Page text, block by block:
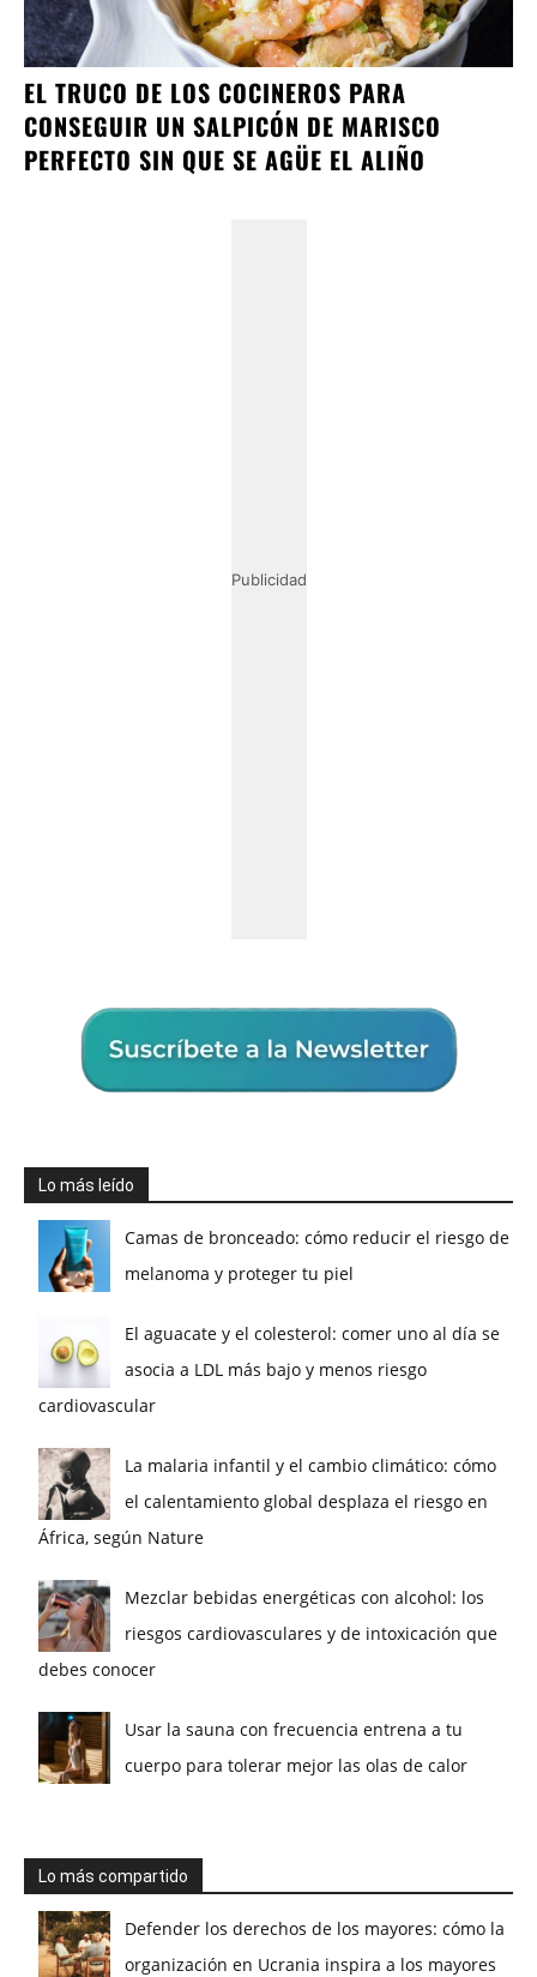
EL TRUCO DE LOS COCINEROS PARA
CONSEGUIR UN SALPICÓN DE MARISCO
PERFECTO SIN QUE SE AGÜE EL ALIÑO
Publicidad
Lo más leído
Camas de bronceado: cómo reducir el riesgo de
melanoma y proteger tu piel
El aguacate y el colesterol: comer uno al día se
asocia a LDL más bajo y menos riesgo
cardiovascular
La malaria infantil y el cambio climático: cómo
el calentamiento global desplaza el riesgo en
África, según Nature
Mezclar bebidas energéticas con alcohol: los
riesgos cardiovasculares y de intoxicación que
debes conocer
Usar la sauna con frecuencia entrena a tu
cuerpo para tolerar mejor las olas de calor
Lo más compartido
Defender los derechos de los mayores: cómo la
organización en Ucrania inspira a los mayores